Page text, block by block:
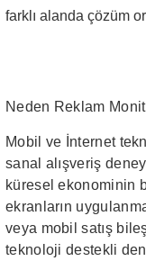
farklı alanda çözüm
Neden Reklam
Mobil ve İnternet
sanal alışveriş
küresel ekonominin
ekranların
veya mobil satış
teknoloji destekli